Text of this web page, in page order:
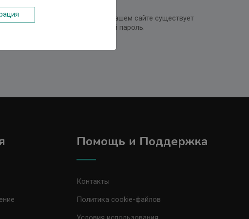
путем Регистрации. На нашем сайте существует
так же восстановить утерянный пароль.
Помощь и Поддержка
Контакты
Политика cookie-файлов